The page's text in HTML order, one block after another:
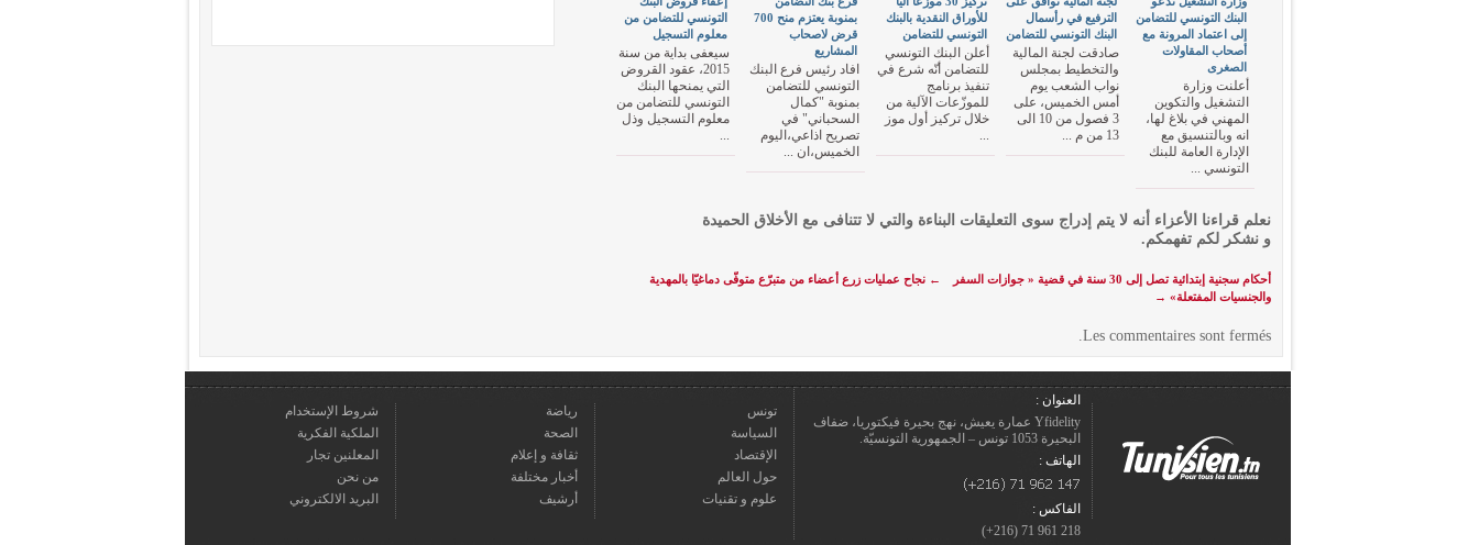
التونسي للتضامن من
معلوم التسجيل
سيعفى بداية من سنة
2015، عقود القروض
التي يمنحها البنك
التونسي للتضامن من
معلوم التسجيل وذل
...
بمنوبة يعتزم منح 700
قرض لاصحاب
المشاريع
افاد رئيس فرع البنك
التونسي للتضامن
بمنوبة "كمال
السحباني" في
تصريح اذاعي،اليوم
الخميس،ان ...
للأوراق النقدية بالبنك
التونسي للتضامن
أعلن البنك التونسي
للتضامن أنّه شرع في
تنفيذ برنامج
للموزّعات الآلية من
خلال تركيز أول موز
...
الترفيع في رأسمال
البنك التونسي للتضامن
صادقت لجنة المالية
والتخطيط بمجلس
نواب الشعب يوم
أمس الخميس، على
3 فصول من 10 الى
13 من م ...
البنك التونسي للتضامن
إلى اعتماد المرونة مع
أصحاب المقاولات
الصغرى
أعلنت وزارة
التشغيل والتكوين
المهني في بلاغ لها،
انه وبالتنسيق مع
الإدارة العامة للبنك
التونسي ...
نعلم قراءنا الأعزاء أنه لا يتم إدراج سوى التعليقات البناءة والتي لا تتنافى مع الأخلاق الحميدة
و نشكر لكم تفهمكم.
← نجاح عمليات زرع أعضاء من متبرّع متوفّى دماغيّا بالمهدية
أحكام سجنية إبتدائية تصل إلى 30 سنة في قضية « جوازات السفر
والجنسيات المفتعلة» →
Les commentaires sont fermés.
العنوان :
Yfidelity عمارة يعيش، نهج بحيرة فيكتوريا، ضفاف
البحيرة 1053 تونس – الجمهورية التونسيّة.
الهاتف :
الفاكس :
218 961 71 (216+)
تونس
السياسة
الإقتصاد
حول العالم
علوم و تقنيات
رياضة
الصحة
ثقافة و إعلام
أخبار مختلفة
أرشيف
شروط الإستخدام
الملكية الفكرية
المعلنين تجار
من نحن
البريد الالكتروني